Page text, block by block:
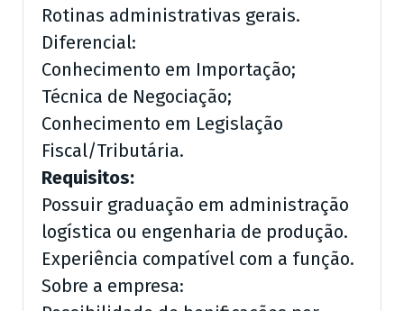
Rotinas administrativas gerais.
Diferencial:
Conhecimento em Importação;
Técnica de Negociação;
Conhecimento em Legislação
Fiscal/Tributária.
Requisitos:
Possuir graduação em administração
logística ou engenharia de produção.
Experiência compatível com a função.
Sobre a empresa: